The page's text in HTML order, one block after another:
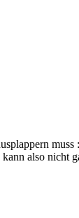
also nicht